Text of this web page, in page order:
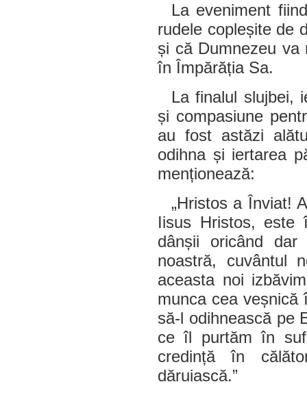
La eveniment
rudele copleșite de
și că Dumnezeu va
în Împărăția Sa.
La finalul slujbei,
și compasiune
au fost astăzi
odihna și iertarea
menționează:
„Hristos a Înviat!
Iisus Hristos, este
dânșii oricând dar
noastră, cuvântul
aceasta noi
munca cea veșnică
să-l odihnească pe
ce îl purtăm în
credință în
dăruiască.”